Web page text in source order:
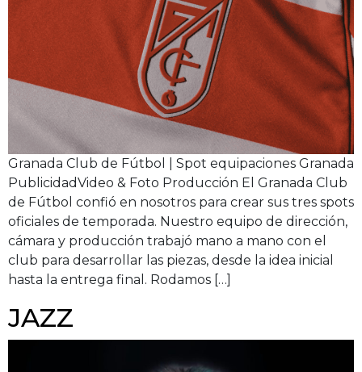
Granada Club de Fútbol | Spot equipaciones Granada
PublicidadVideo & Foto Producción El Granada Club
de Fútbol confió en nosotros para crear sus tres spots
oficiales de temporada. Nuestro equipo de dirección,
cámara y producción trabajó mano a mano con el
club para desarrollar las piezas, desde la idea inicial
hasta la entrega final. Rodamos […]
JAZZ